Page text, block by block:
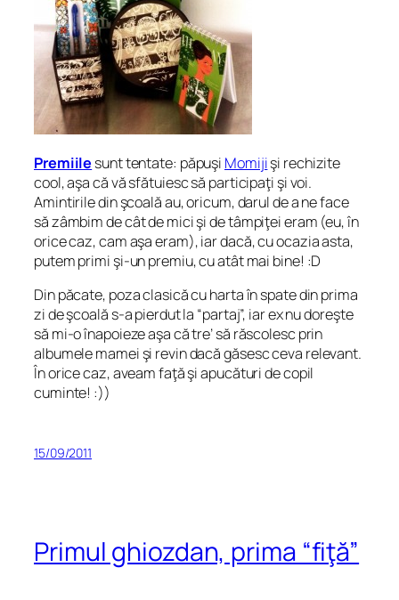
Premiile sunt tentate: păpuşi Momijişi rechizite
cool, aşa că vă sfătuiesc să participaţi şi voi.
Amintirile din şcoală au, oricum, darul de a ne face
să zâmbim de cât de mici şi de tâmpiţei eram (eu, în
orice caz, cam aşa eram), iar dacă, cu ocazia asta,
putem primi şi-un premiu, cu atât mai bine! :D
Din păcate, poza clasică cu harta în spate din prima
zi de şcoală s-a pierdut la “partaj”, iar ex nu doreşte
să mi-o înapoieze aşa că tre’ să răscolesc prin
albumele mamei şi revin dacă găsesc ceva relevant.
În orice caz, aveam faţă şi apucături de copil
cuminte! :))
15/09/2011
Primul ghiozdan, prima “fiţă”